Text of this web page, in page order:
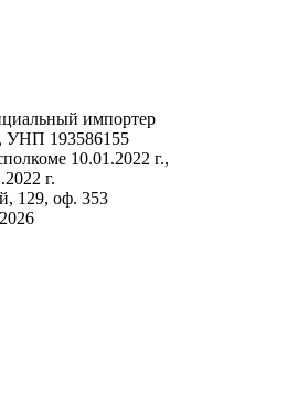
импортер
УНП 193586155
10.01.2022 г.,
г.
129, оф. 353